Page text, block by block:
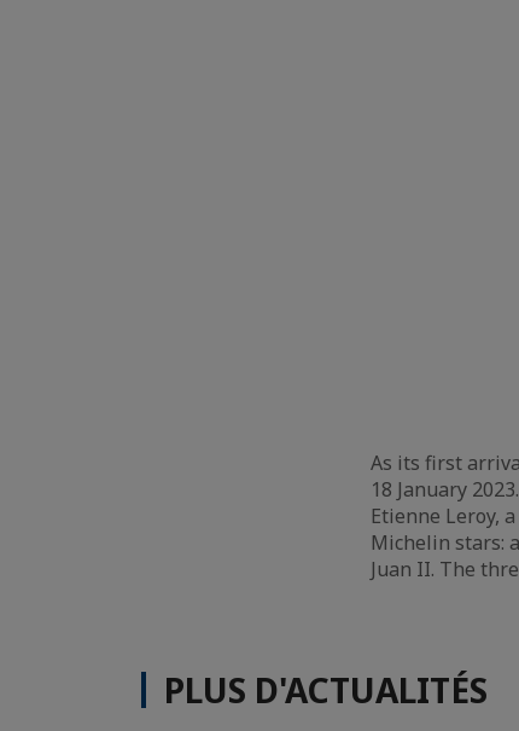
As its first
18 January
Etienne Leroy,
Michelin stars:
Juan II. The
PLUS D'ACTUALITÉS